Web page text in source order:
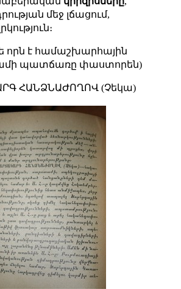
մեջ լճացում,
որն է համաշխարհային
պատճառը փաստորեն)
ՀԱՆՁՆԱԺՈՂՈՎ (Չեկա)